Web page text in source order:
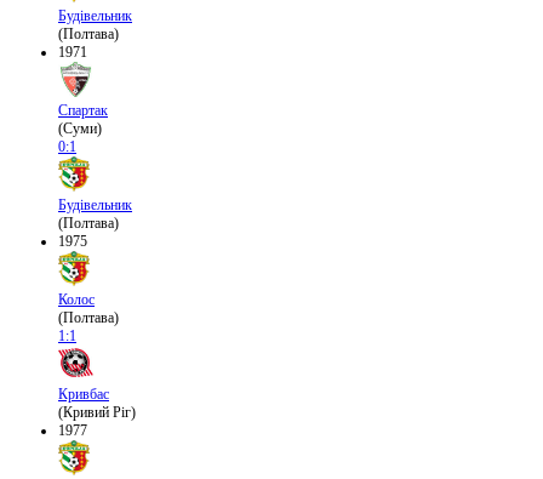
Будівельник
(Полтава)
1971
Спартак
(Суми)
0:1
Будівельник
(Полтава)
1975
Колос
(Полтава)
1:1
Кривбас
(Кривий Ріг)
1977